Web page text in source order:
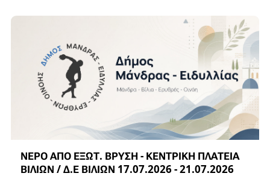
ΝΕΡΟ ΑΠΟ ΕΞΩΤ. ΒΡΥΣΗ - ΚΕΝΤΡΙΚΗ ΠΛΑΤΕΙΑ
ΒΙΛΙΩΝ / Δ.Ε ΒΙΛΙΩΝ 17.07.2026 - 21.07.2026